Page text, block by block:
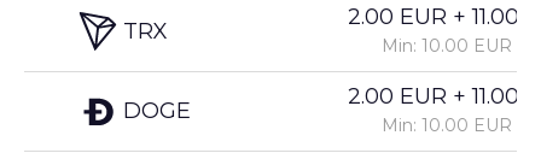
TRX
DOGE
2.00 EUR +
Min: 10.00 EUR
2.00 EUR +
Min: 10.00 EUR